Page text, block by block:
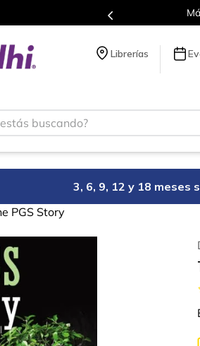
Más de 5 millones de
Librerías
buscando?
3, 6, 9, 12 y 18 meses
PGS Story